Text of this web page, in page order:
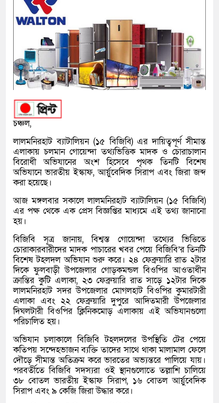
চঞ্চল,
লালমনিরহাট ব্যাটালিয়ন (১৫ বিজিবি) এর দায়িত্বপূর্ণ সীমান্ত
এলাকায় চলমান গোয়েন্দা তথ্যভিত্তিক মাদক ও চোরাচালান
বিরোধী অভিযানের অংশ হিসেবে পৃথক তিনটি বিশেষ
অভিযানে ভারতীয় ইস্কাফ, আর্য়ুবেদিক সিরাপ এবং জিরা জব্দ
করা হয়েছে।
আজ মঙ্গলবার সকালে লালমনিরহাট ব্যাটালিয়ন (১৫ বিজিবি)
এর পক্ষ থেকে এক প্রেস বিজ্ঞপ্তির মাধ্যমে এই তথ্য জানানো
হয়।
বিজিবি সূত্র জানায়, বিশ্বস্ত গোয়েন্দা তথ্যের ভিত্তিতে
চোরাকারবারীদের মাদক পাচারের খবর পেয়ে বিজিবি’র তিনটি
বিশেষ টহলদল অভিযান শুরু করে। ২৪ ফেব্রুয়ারি রাত ২টার
দিকে ফুলবাড়ী উপজেলার গোড়কমন্ডল বিওপির আওতাধীন
ক্রান্তির কুটি এলাকা, ২৩ ফেব্রুয়ারি রাত সাড়ে ১২টার দিকে
লালমনিরহাট সদর উপজেলার মোগলহাট বিওপির কুমারটারী
এলাকা এবং ২২ ফেব্রুয়ারি দুপুরে আদিতমারী উপজেলার
দিঘলটারী বিওপির ক্লিনিকমোড় এলাকায় এই অভিযানগুলো
পরিচালিত হয়।
অভিযান চলাকালে বিজিবি টহলদলের উপস্থিতি টের পেয়ে
কতিপয় সন্দেহভাজন ব্যক্তি তাদের সাথে থাকা মালামাল ফেলে
দৌড়ে সীমান্ত অতিক্রম করে ভারতের অভ্যন্তরে পালিয়ে যায়।
পরবর্তীতে বিজিবি সদস্যরা ওই স্থানগুলোতে তল্লাশি চালিয়ে
৩৮ বোতল ভারতীয় ইস্কাফ সিরাপ, ১৬ বোতল আর্য়ুবেদিক
সিরাপ এবং ৯ কেজি জিরা উদ্ধার করে।